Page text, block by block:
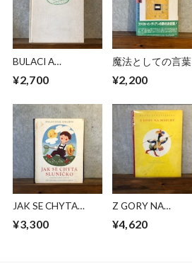
BULACI A
¥2,700
魔法としての言葉
¥2,200
JAK SE CHYTA
¥3,300
Z GORY NA
¥4,620